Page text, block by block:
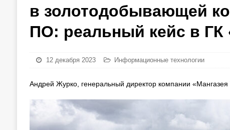
в золотодобывающей
ПО: реальный кейс в ГК
12 декабря 2023 Информационные технологии
Андрей Журко, генеральный директор компании